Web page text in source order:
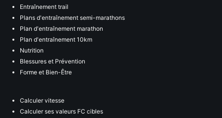
Entraînement trail
Plans d'entraînement semi-marathons
Plan d'entraînement marathon
Plan d'entraînement 10km
Nutrition
Blessures et Prévention
Forme et Bien-Être
Calculer vitesse
Calculer ses valeurs FC cibles